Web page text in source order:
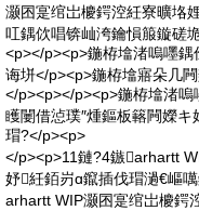
灏囨寔绾岀櫦鍔涳紝寮曠垎
叿鍝佽唱锛屾洿鑰愪箙鏇磋
<p></p><p>鍦栫墖渚嗚嚜
诲垪</p><p>鍦栫墖寤朵几
</p><p></p><p>鍦栫墖渚
矆闄借惉璞″煄鏂板簵闁嬫
瑁?</p><p>
</p><p>11鏈?4鏃arhartt
妤紝銆岃ɑ鑹插伐瑁濄€嶇
arhartt WIP灏囨寔绾岀櫦鍔